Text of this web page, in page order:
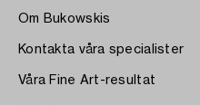
Om Bukowskis
Kontakta våra specialister
Våra Fine Art-resultat